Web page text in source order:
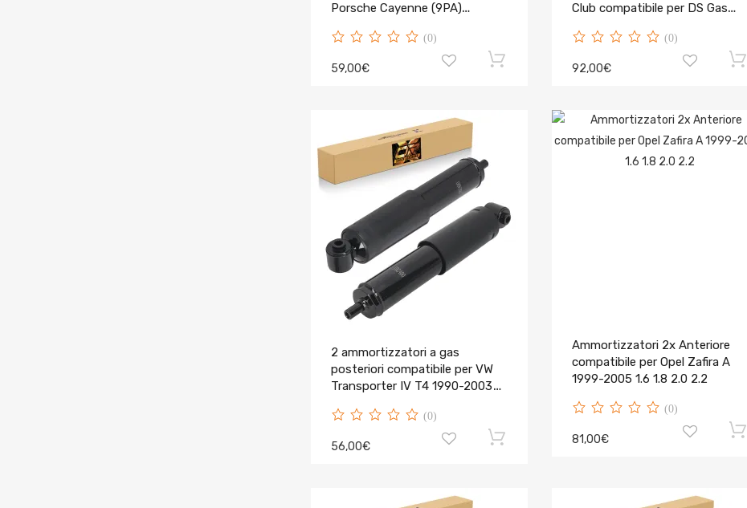
Porsche Cayenne (9PA)
(0)
59,00€
Club compatibile per DS Gas
Cart 1010991 1012183 Lowering
(0)
92,00€
2 ammortizzatori a gas
posteriori compatibile per VW
Transporter IV T4 1990-2003
(0)
56,00€
Ammortizzatori 2x Anteriore
compatibile per Opel Zafira A
1999-2005 1.6 1.8 2.0 2.2
(0)
81,00€